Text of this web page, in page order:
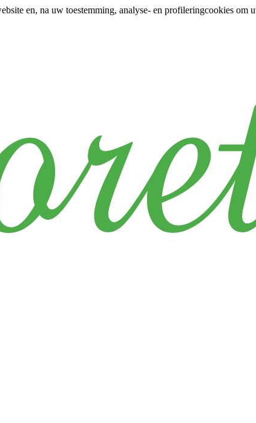
en, na uw toestemming, analyse- en profileringcookies om